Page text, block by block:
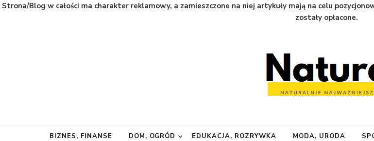
Strona/Blog w całości ma charakter reklamowy, a zamieszczone na niej artykuły mają na celu
zostały opłacone.
BIZNES, FINANSE DOM, OGRÓD EDUKACJA, ROZRYWKA MODA, URODA